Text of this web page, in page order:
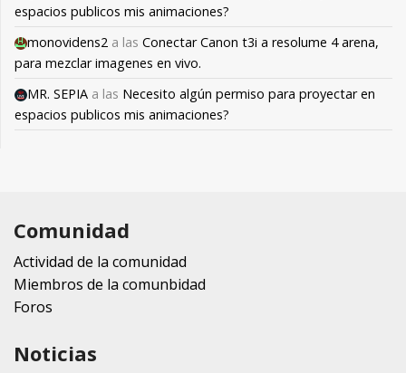
espacios publicos mis animaciones?
monovidens2 a las Conectar Canon t3i a resolume 4 arena,
para mezclar imagenes en vivo.
MR. SEPIA a las Necesito algún permiso para proyectar en
espacios publicos mis animaciones?
Comunidad
Actividad de la comunidad
Miembros de la comunbidad
Foros
Noticias